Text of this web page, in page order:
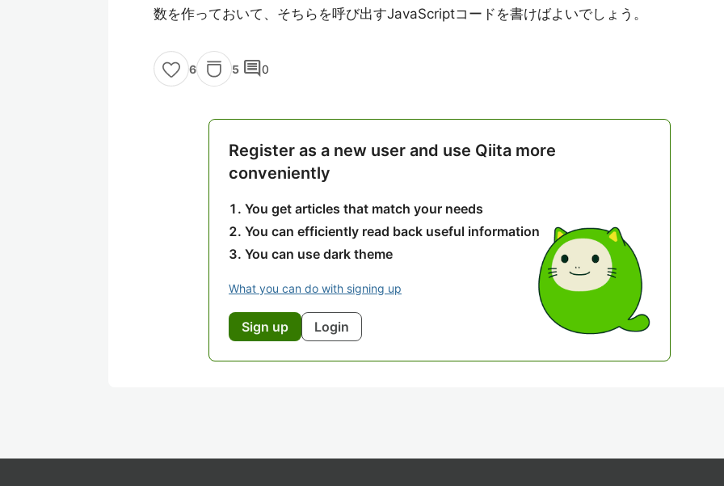
数を作っておいて、そちらを呼び出すJavaScriptコードを書けばよいでしょう。
6 5 comment0
Register as a new user and use Qiita more
conveniently
You get articles that match your needs
You can efficiently read back useful information
You can use dark theme
What you can do with signing up
Sign up Login